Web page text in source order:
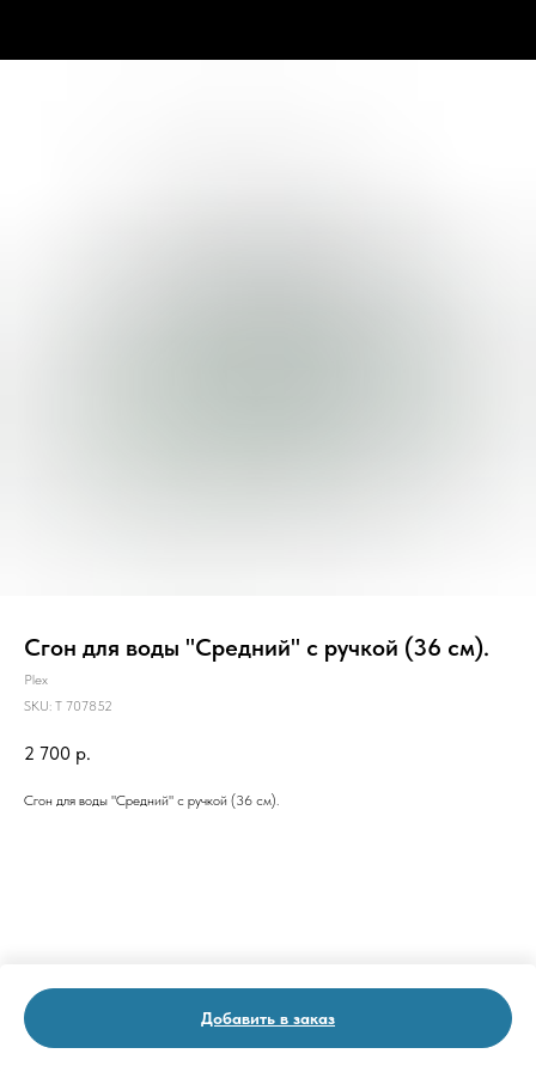
Сгон для воды "Средний" с ручкой (36 см).
Plex
SKU: Т 707852
2 700 р.
Добавить в заказ
Сгон для воды "Средний" с ручкой (36 см).